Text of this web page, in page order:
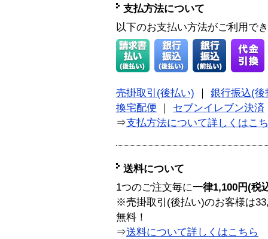
支払方法について
以下のお支払い方法がご利用で
売掛取引(後払い)
銀行振込(後
換宅配便
セブンイレブン決済
⇒支払方法について詳しくはこ
送料について
1つのご注文毎に一律1,100円(税
※売掛取引(後払い)のお客様は
無料！
⇒送料について詳しくはこちら